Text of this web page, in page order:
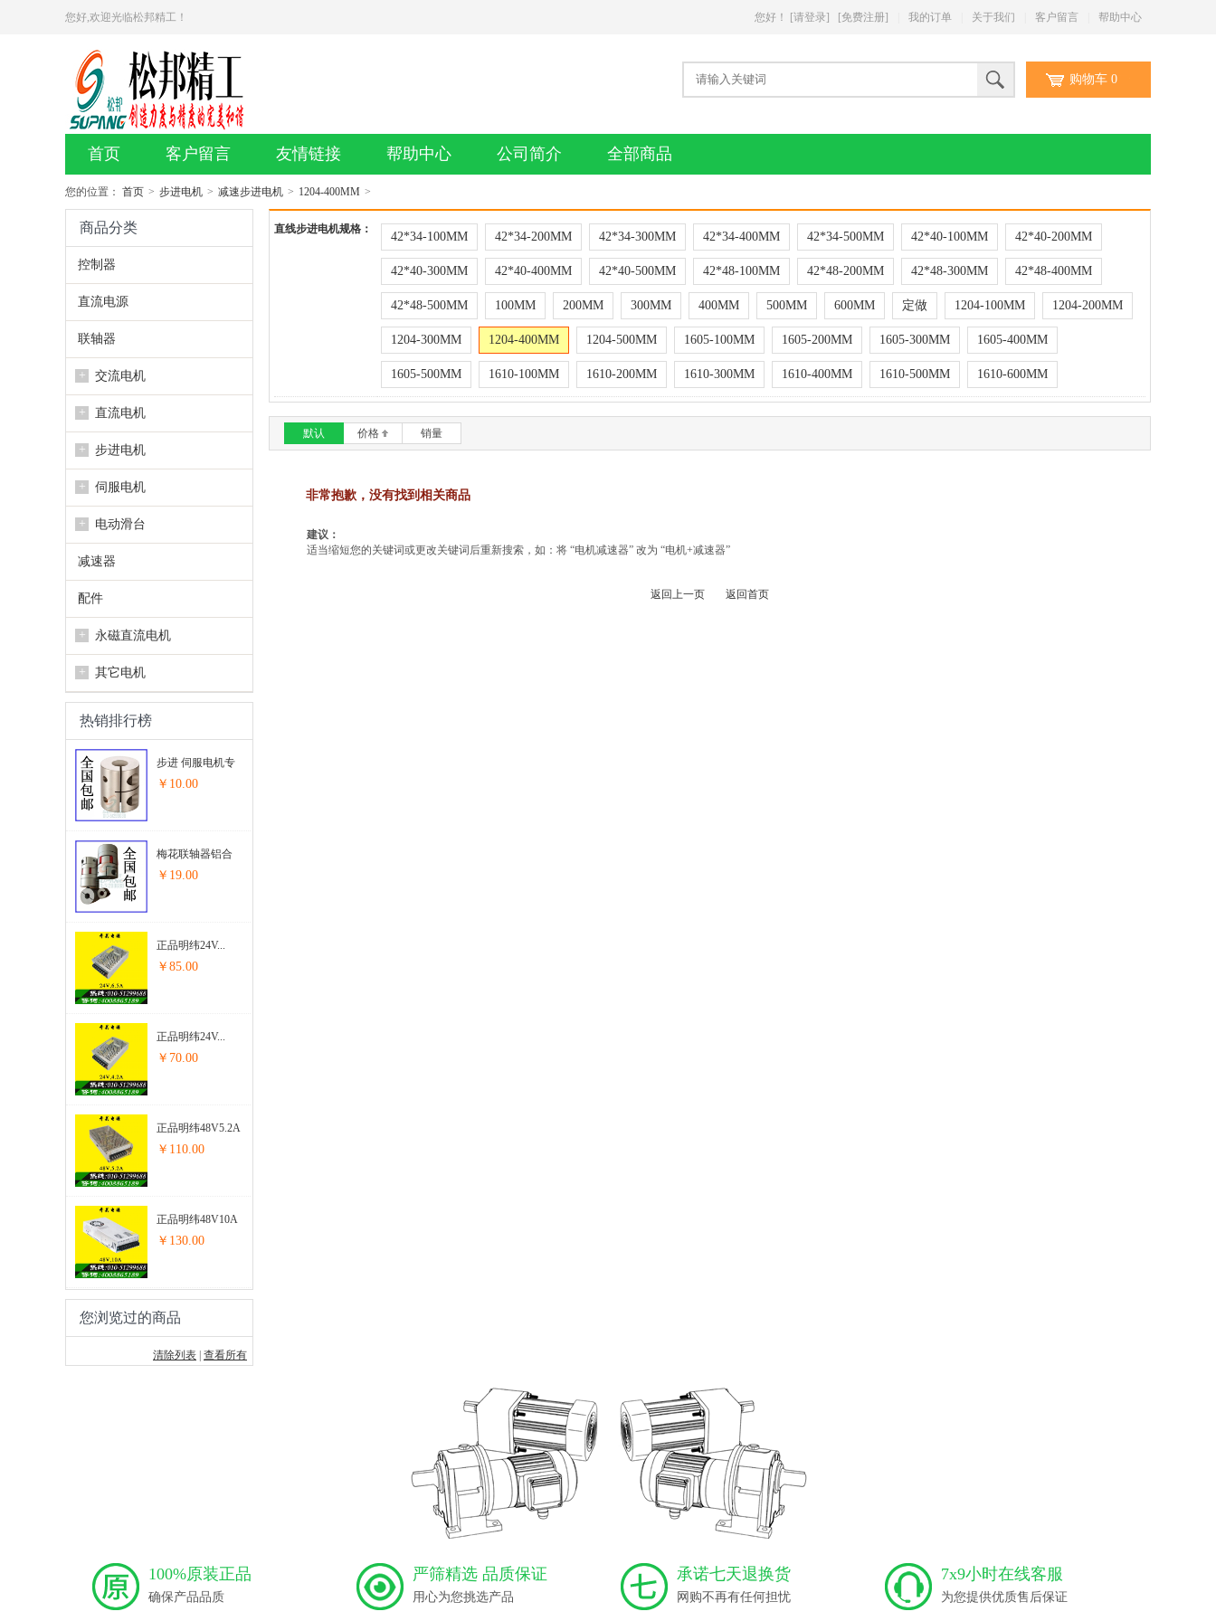
您好,欢迎光临松邦精工！ 我的订单 关于我们 客户留言 帮助中心
您好 ！ [请登录] [免费注册]
购物车 0
首页 客户留言 友情链接 帮助中心 公司简介 全部商品
您的位置： 首页 > 步进电机 > 减速步进电机 > 1204-400MM >
直线步进电机规格：
42*34-100MM 42*34-200MM 42*34-300MM 42*34-400MM 42*34-500MM 42*40-100MM 42*40-200MM
42*40-300MM 42*40-400MM 42*40-500MM 42*48-100MM 42*48-200MM 42*48-300MM 42*48-400MM
42*48-500MM 100MM 200MM 300MM 400MM 500MM 600MM 定做 1204-100MM 1204-200MM
1204-300MM 1204-400MM 1204-500MM 1605-100MM 1605-200MM 1605-300MM 1605-400MM
1605-500MM 1610-100MM 1610-200MM 1610-300MM 1610-400MM 1610-500MM 1610-600MM
默认 价格 销量
非常抱歉，没有找到相关商品
建议：
适当缩短您的关键词或更改关键词后重新搜索，如：将 “电机减速器” 改为 “电机+减速器”
返回上一页 返回首页
商品分类
控制器
直流电源
联轴器
+ 交流电机
+ 直流电机
+ 步进电机
+ 伺服电机
+ 电动滑台
减速器
配件
+ 永磁直流电机
+ 其它电机
热销排行榜
步进 伺服电机专
用联轴器...
￥10.00
梅花联轴器铝合
金连接器步...
￥19.00
正品明纬24V...
￥85.00
正品明纬24V...
￥70.00
正品明纬48V5.2A
开关电源步进...
￥110.00
正品明纬48V10A
开关电源步进...
￥130.00
您浏览过的商品
清除列表 查看所有
100%原装正品
确保产品品质
严筛精选 品质保证
用心为您挑选产品
承诺七天退换货
网购不再有任何担忧
7x9小时在线客服
为您提供优质售后保证